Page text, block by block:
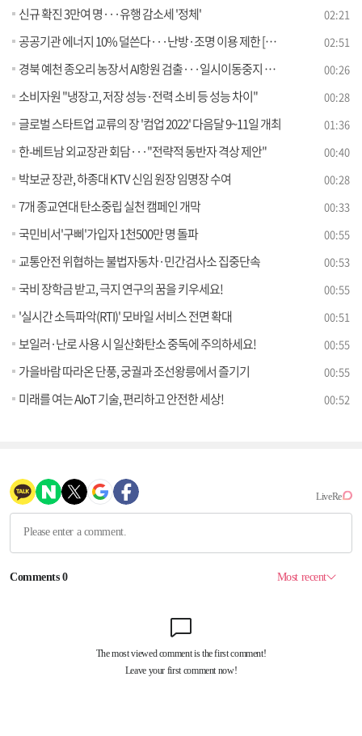
신규 확진 3만여 명···유행 감소세 '정체' 02:21
공공기관 에너지 10% 덜쓴다···난방·조명 이용 제한 [정책현장+] 02:51
경북 예천 종오리 농장서 AI항원 검출···일시이동중지 명령 00:26
소비자원 "냉장고, 저장 성능·전력 소비 등 성능 차이" 00:28
글로벌 스타트업 교류의 장 '컴업 2022' 다음달 9~11일 개최 01:36
한-베트남 외교장관 회담···"전략적 동반자 격상 제안" 00:40
박보균 장관, 하종대 KTV 신임 원장 임명장 수여 00:28
7개 종교연대 탄소중립 실천 캠페인 개막 00:33
국민비서'구삐'가입자 1천500만 명 돌파 00:55
교통안전 위협하는 불법자동차·민간검사소 집중단속 00:53
국비 장학금 받고, 극지 연구의 꿈을 키우세요! 00:55
'실시간 소득파악(RTI)' 모바일 서비스 전면 확대 00:51
보일러·난로 사용 시 일산화탄소 중독에 주의하세요! 00:55
가을바람 따라온 단풍, 궁궐과 조선왕릉에서 즐기기 00:55
미래를 여는 AIoT 기술, 편리하고 안전한 세상! 00:52